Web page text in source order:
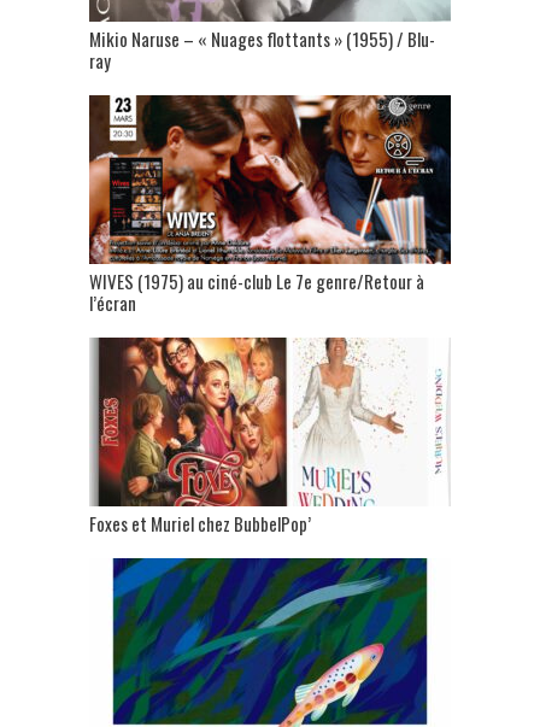
Mikio Naruse – « Nuages flottants » (1955) / Blu-
ray
WIVES (1975) au ciné-club Le 7e genre/Retour à
l’écran
Foxes et Muriel chez BubbelPop’